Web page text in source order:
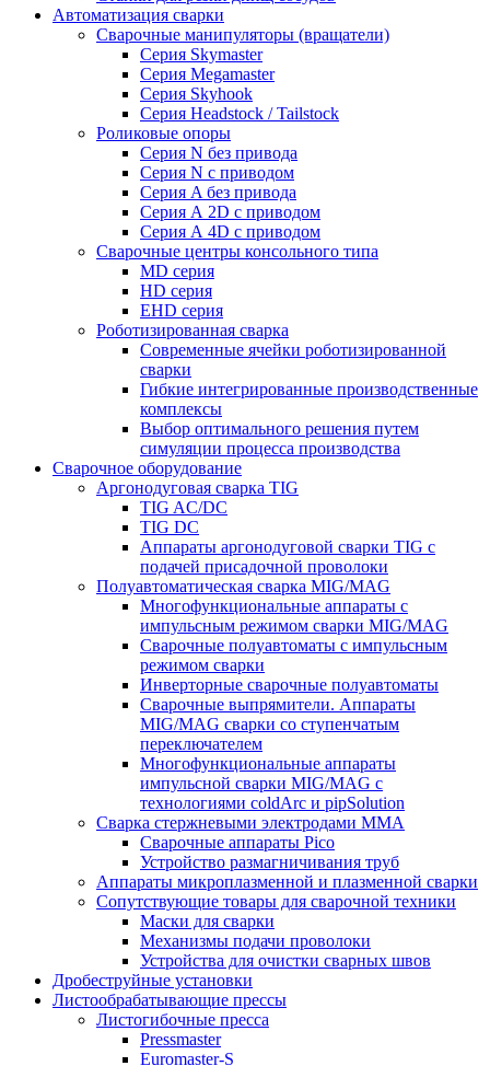
Автоматизация сварки
Сварочные манипуляторы (вращатели)
Серия Skymaster
Серия Megamaster
Серия Skyhook
Серия Headstock / Tailstock
Роликовые опоры
Серия N без привода
Серия N с приводом
Серия A без привода
Серия А 2D с приводом
Серия А 4D с приводом
Сварочные центры консольного типа
MD серия
HD серия
EHD серия
Роботизированная сварка
Современные ячейки роботизированной
сварки
Гибкие интегрированные производственные
комплексы
Выбор оптимального решения путем
симуляции процесса производства
Сварочное оборудование
Аргонодуговая сварка TIG
TIG AC/DC
TIG DC
Аппараты аргонодуговой сварки TIG с
подачей присадочной проволоки
Полуавтоматическая сварка MIG/MAG
Многофункциональные аппараты с
импульсным режимом сварки MIG/MAG
Сварочные полуавтоматы с импульсным
режимом сварки
Инверторные сварочные полуавтоматы
Сварочные выпрямители. Аппараты
MIG/MAG сварки со ступенчатым
переключателем
Многофункциональные аппараты
импульсной сварки MIG/MAG с
технологиями coldArc и pipSolution
Сварка стержневыми электродами MMA
Сварочные аппараты Pico
Устройство размагничивания труб
Аппараты микроплазменной и плазменной сварки
Сопутствующие товары для сварочной техники
Маски для сварки
Механизмы подачи проволоки
Устройства для очистки сварных швов
Дробеструйные установки
Листообрабатывающие прессы
Листогибочные пресса
Pressmaster
Euromaster-S